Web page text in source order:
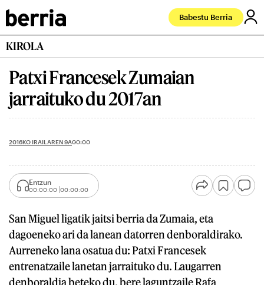
Babestu Berria
KIROLA
Patxi Francesek Zumaian
jarraituko du 2017an
2016KO IRAILAREN 9A00:00
Entzun
00:00:00 00:00:00
San Miguel ligatik jaitsi berria da Zumaia, eta
dagoeneko ari da lanean datorren denboraldirako.
Aurreneko lana osatua du: Patxi Francesek
entrenatzaile lanetan jarraituko du. Laugarren
denboraldia beteko du, bere laguntzaile Rafa